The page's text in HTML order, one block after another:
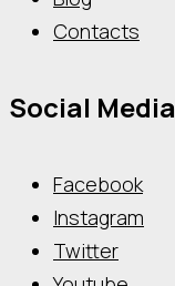
Contacts
Social Media
Facebook
Instagram
Twitter